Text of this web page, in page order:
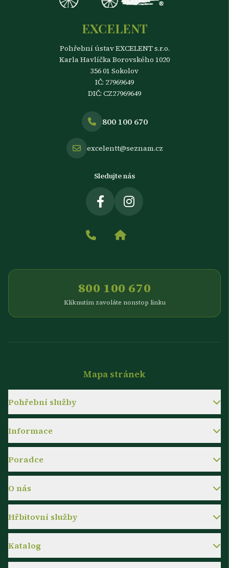
EXCELENT
Pohřební ústav EXCELENT s.r.o.
Karla Havlíčka Borovského 1020
356 01 Sokolov
IČ: 27969649
DIČ: CZ27969649
800 100 670
excelentt@seznam.cz
Sledujte nás
800 100 670
Kliknutím zavoláte nonstop linku
Mapa stránek
Pohřební služby
Informace
Poradce
O nás
Hřbitovní služby
Katalog